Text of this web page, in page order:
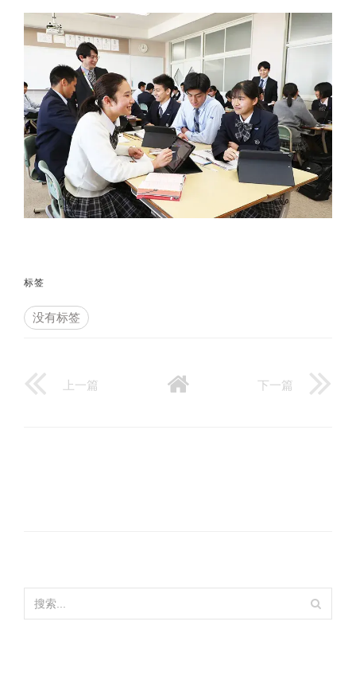
标签
没有标签
上一篇 下一篇